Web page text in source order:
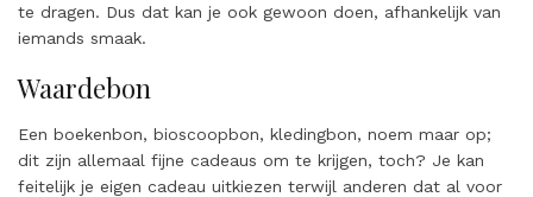
te dragen. Dus dat kan je ook gewoon doen, afhankelijk van
iemands smaak.
Waardebon
Een boekenbon, bioscoopbon, kledingbon, noem maar op;
dit zijn allemaal fijne cadeaus om te krijgen, toch? Je kan
feitelijk je eigen cadeau uitkiezen terwijl anderen dat al voor